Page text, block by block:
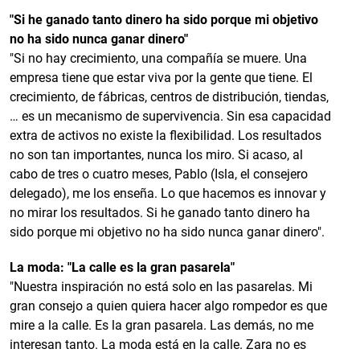
"Si he ganado tanto dinero ha sido porque mi objetivo
no ha sido nunca ganar dinero"
"Si no hay crecimiento, una compañía se muere. Una
empresa tiene que estar viva por la gente que tiene. El
crecimiento, de fábricas, centros de distribución, tiendas,
… es un mecanismo de supervivencia. Sin esa capacidad
extra de activos no existe la flexibilidad. Los resultados
no son tan importantes, nunca los miro. Si acaso, al
cabo de tres o cuatro meses, Pablo (Isla, el consejero
delegado), me los enseña. Lo que hacemos es innovar y
no mirar los resultados. Si he ganado tanto dinero ha
sido porque mi objetivo no ha sido nunca ganar dinero".
La moda: "La calle es la gran pasarela"
"Nuestra inspiración no está solo en las pasarelas. Mi
gran consejo a quien quiera hacer algo rompedor es que
mire a la calle. Es la gran pasarela. Las demás, no me
interesan tanto. La moda está en la calle. Zara no es